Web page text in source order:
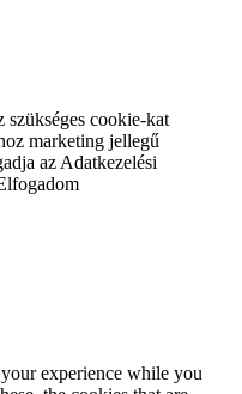
szükséges cookie-kat
marketing jellegű
az Adatkezelési
experience while you